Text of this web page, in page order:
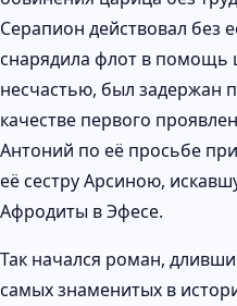
Серапион действовал без
снарядила флот в помощь
несчастью, был задержан
качестве первого
Антоний по её просьбе
её сестру Арсиною,
Афродиты в Эфесе.
Так начался роман,
самых знаменитых в